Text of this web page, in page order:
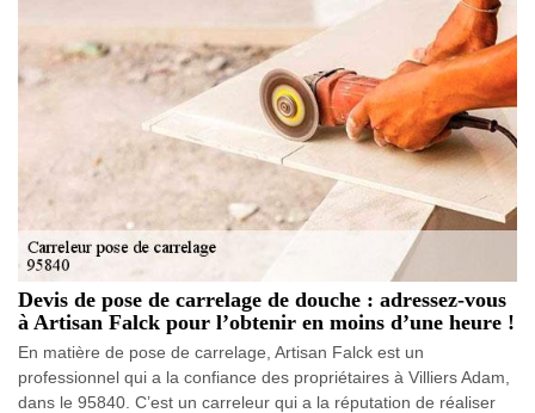
Devis de pose de carrelage de douche : adressez-vous
à Artisan Falck pour l’obtenir en moins d’une heure !
En matière de pose de carrelage, Artisan Falck est un
professionnel qui a la confiance des propriétaires à Villiers Adam,
dans le 95840. C’est un carreleur qui a la réputation de réaliser